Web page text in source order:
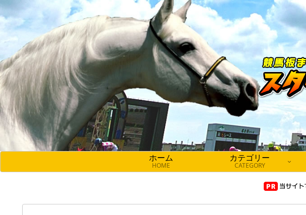
ホーム
HOME
カテゴリー
CATEGORY